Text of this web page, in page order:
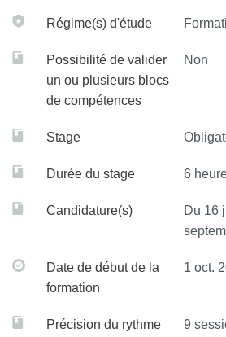
Des enseignements généraux seront
rationnel de la prescription), et les
Des enseignements plus spécifiques
Prendre en charge un patient
infection/colonisation avec un
Maitriser la dimension
prescription antibiotique
Communiquer aux patients dans
leur organisation
Régime(s) d'étude
Possibilité de valider
un ou plusieurs blocs
de compétences
Non
Stage
Durée du stage 6
Candidature(s)
Du 16
Date de début de la
formation
1 oct.
Précision du rythme
9